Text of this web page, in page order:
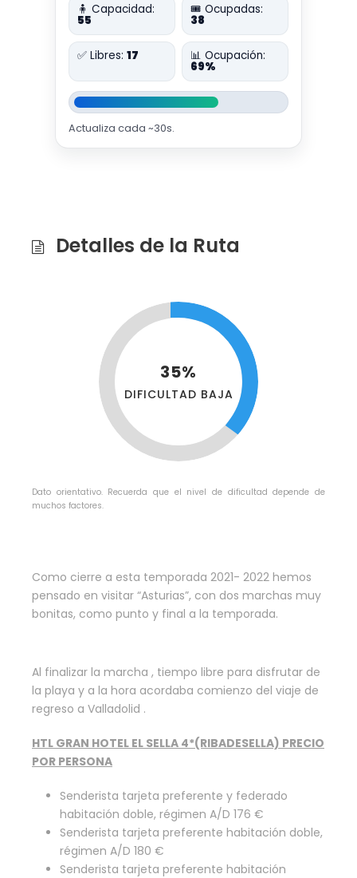
🧍 Capacidad:
55
🎟️ Ocupadas:
38
✅ Libres: 17 📊 Ocupación:
69%
Actualiza cada ~30s.
Detalles de la Ruta
35%
DIFICULTAD BAJA
Dato orientativo. Recuerda que el nivel de dificultad depende de
muchos factores.
Como cierre a esta temporada 2021- 2022 hemos
pensado en visitar “Asturias”, con dos marchas muy
bonitas, como punto y final a la temporada.
Al finalizar la marcha , tiempo libre para disfrutar de
la playa y a la hora acordaba comienzo del viaje de
regreso a Valladolid .
HTL GRAN HOTEL EL SELLA 4*(RIBADESELLA) PRECIO
POR PERSONA
Senderista tarjeta preferente y federado
habitación doble, régimen A/D 176 €
Senderista tarjeta preferente habitación doble,
régimen A/D 180 €
Senderista tarjeta preferente habitación